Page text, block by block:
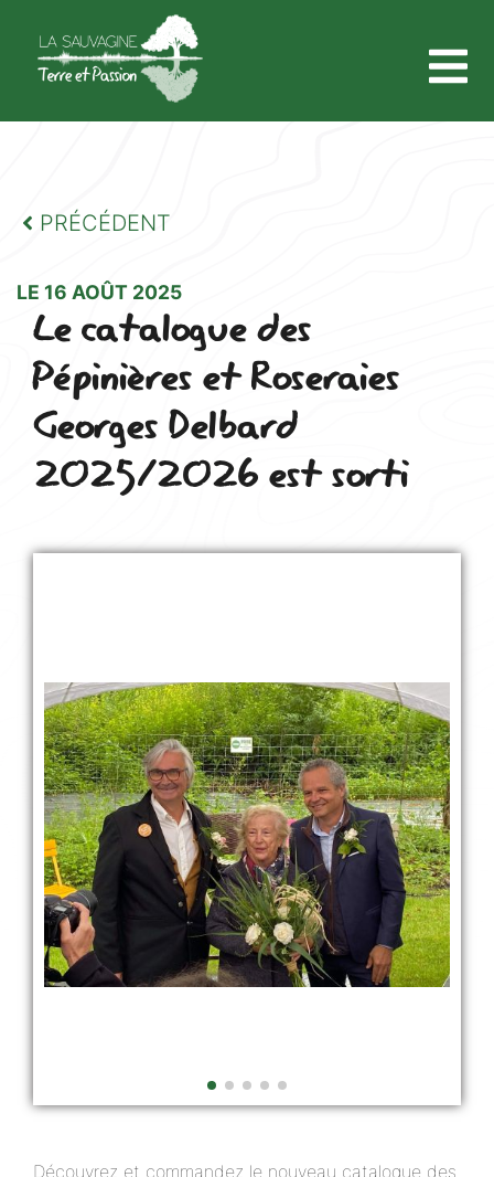
PRÉCÉDENT
LE 16 AOÛT 2025
Le catalogue des
Pépinières et Roseraies
Georges Delbard
2025/2026 est sorti
Découvrez et commandez le nouveau catalogue des